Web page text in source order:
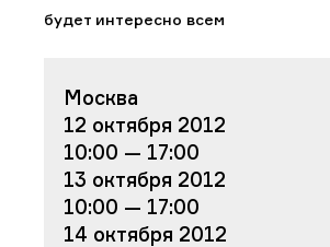
будет интересно всем
Москва
12 октября 2012
10:00 — 17:00
13 октября 2012
10:00 — 17:00
14 октября 2012